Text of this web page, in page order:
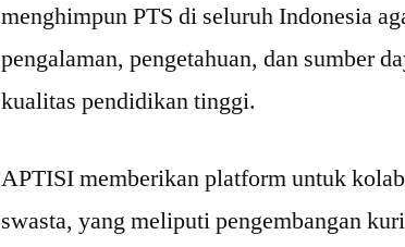
menghimpun PTS di seluruh Indonesia
pengalaman, pengetahuan, dan sumber
kualitas pendidikan tinggi.
APTISI memberikan platform untuk
swasta, yang meliputi pengembangan